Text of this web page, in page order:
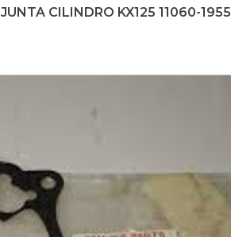
JUNTA CILINDRO KX125 11060-1955